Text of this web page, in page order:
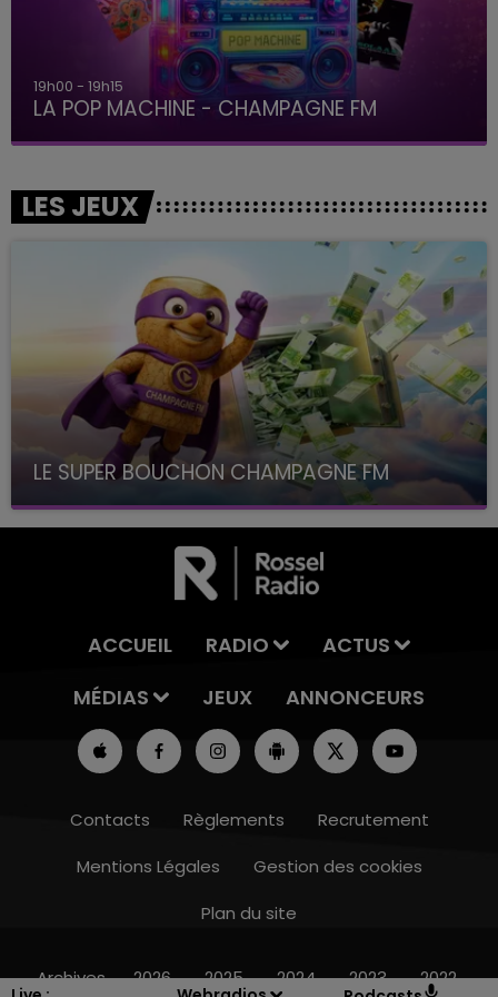
15h00 - 19h00
19h00 - 19h15
LA POP MACHINE - CHAMPAGNE FM
LES JEUX
LE SUPER BOUCHON CHAMPAGNE FM
avec La Famille Champagne FM, à 8H10
ACCUEIL RADIO
ACTUS
MÉDIAS
JEUX ANNONCEURS
Contacts Règlements
Recrutement
Mentions Légales
Gestion des cookies
Plan du site
Archives 2026 2025 2024 2023 2022